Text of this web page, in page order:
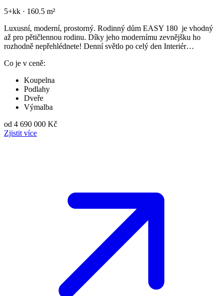
5+kk · 160.5 m²
Luxusní, moderní, prostorný. Rodinný dům EASY 180 je vhodný
až pro pětičlennou rodinu. Díky jeho modernímu zevnějšku ho
rozhodně nepřehlédnete! Denní světlo po celý den Interiér…
Co je v ceně:
Koupelna
Podlahy
Dveře
Výmalba
od 4 690 000 Kč
Zjistit více